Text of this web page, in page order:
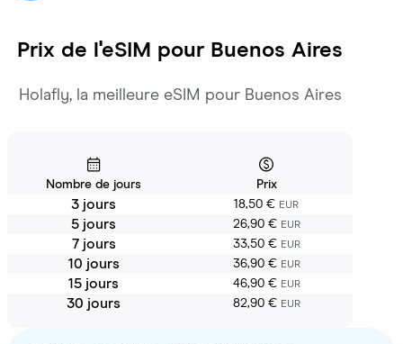
Prix de l'eSIM pour Buenos Aires
Holafly, la meilleure eSIM pour Buenos Aires
Nombre de jours Prix
3 jours 18,50 € EUR
5 jours 26,90 € EUR
7 jours 33,50 € EUR
10 jours 36,90 € EUR
15 jours 46,90 € EUR
30 jours 82,90 € EUR